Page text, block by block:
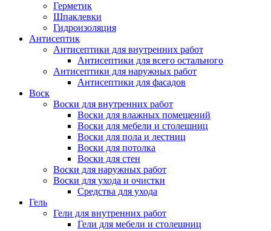
Герметик
Шпаклевки
Гидроизоляция
Антисептик
Антисептики для внутренних работ
Антисептики для всего остального
Антисептики для наружных работ
Антисептики для фасадов
Воск
Воски для внутренних работ
Воски для влажных помещений
Воски для мебели и столешниц
Воски для пола и лестниц
Воски для потолка
Воски для стен
Воски для наружных работ
Воски для ухода и очистки
Средства для ухода
Гель
Гели для внутренних работ
Гели для мебели и столешниц